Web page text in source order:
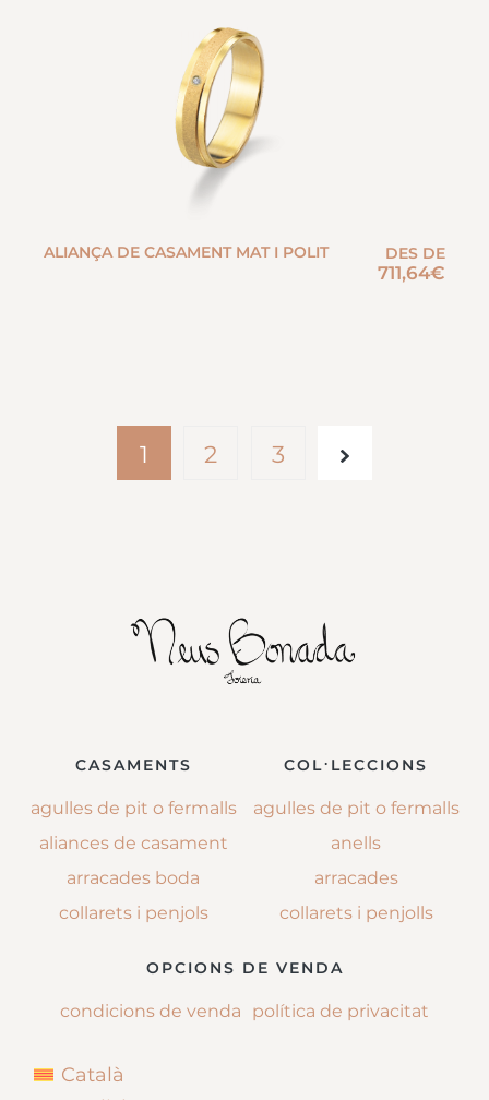
ALIANÇA DE CASAMENT MAT I POLIT DES DE
711,64€
1 2 3
CASAMENTS
agulles de pit o fermalls
aliances de casament
arracades boda
collarets i penjols
COL·LECCIONS
agulles de pit o fermalls
anells
arracades
collarets i penjolls
OPCIONS DE VENDA
condicions de venda política de privacitat
Català